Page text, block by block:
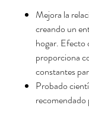
Mejora la
creando un
hogar. Efecto
proporciona
constantes
Probado